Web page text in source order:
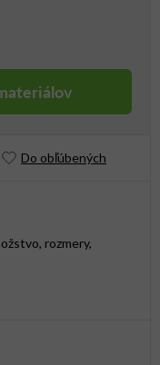
Do obľúbených
rozmery,